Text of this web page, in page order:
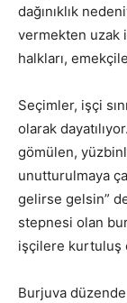
dağınıklık
vermekten uzak
halkları,
Seçimler, işçi
olarak
gömülen,
unutturulmaya
gelirse gelsin”
stepnesi olan
işçilere kurtuluş
Burjuva